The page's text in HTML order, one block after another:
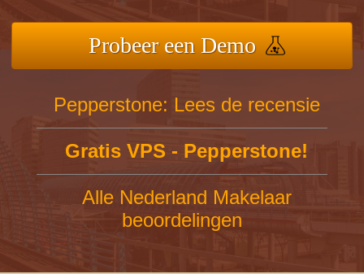
Probeer een Demo
Pepperstone: Lees de recensie
Gratis VPS - Pepperstone!
Alle Nederland Makelaar
beoordelingen